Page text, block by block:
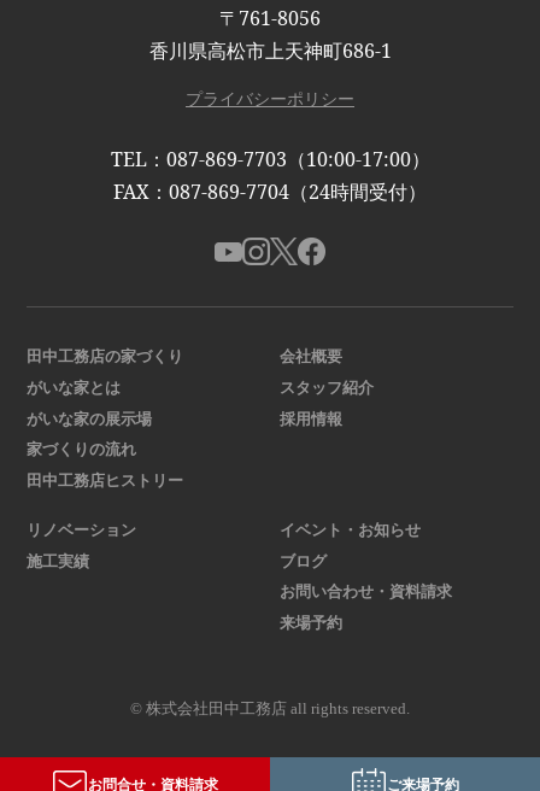
〒761-8056
香川県高松市上天神町686-1
プライバシーポリシー
TEL：087-869-7703（10:00-17:00）
FAX：087-869-7704（24時間受付）
田中工務店の家づくり
がいな家とは
がいな家の展示場
家づくりの流れ
田中工務店ヒストリー
会社概要
スタッフ紹介
採用情報
リノベーション
施工実績
イベント・お知らせ
ブログ
お問い合わせ・資料請求
来場予約
© 株式会社田中工務店 all rights reserved.
お問合せ・資料請求 ご来場予約